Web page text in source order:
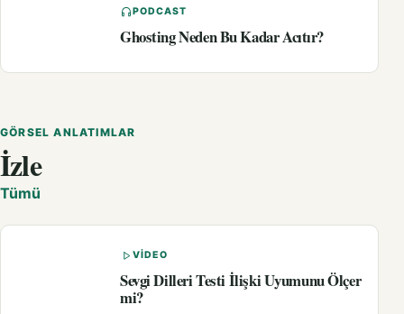
PODCAST
Ghosting Neden Bu Kadar Acıtır?
GÖRSEL ANLATIMLAR
İzle
Tümü
VIDEO
Sevgi Dilleri Testi İlişki Uyumunu Ölçer
mi?